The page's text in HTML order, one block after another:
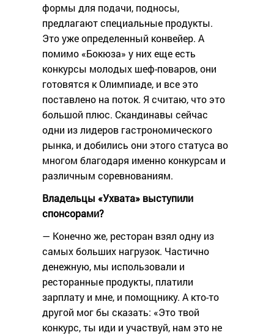
формы для подачи, подносы,
предлагают специальные продукты.
Это уже определенный конвейер. А
помимо «Бокюза» у них еще есть
конкурсы молодых шеф-поваров, они
готовятся к Олимпиаде, и все это
поставлено на поток. Я считаю, что это
большой плюс. Скандинавы сейчас
одни из лидеров гастрономического
рынка, и добились они этого статуса во
многом благодаря именно конкурсам и
различным соревнованиям.
Владельцы «Ухвата» выступили
спонсорами?
— Конечно же, ресторан взял одну из
самых больших нагрузок. Частично
денежную, мы использовали и
ресторанные продукты, платили
зарплату и мне, и помощнику. А кто-то
другой мог бы сказать: «Это твой
конкурс, ты иди и участвуй, нам это не